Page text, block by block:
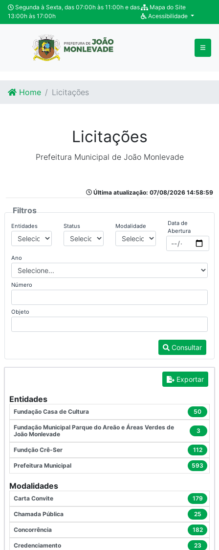
Ir para o conteúdo
Ir para o fim do conteúdo
Segunda à Sexta, das 07:00h às 11:00h e das
13:00h às 17:00h
Mapa do Site
Acessibilidade
Home Licitações
Licitações
Prefeitura Municipal de João Monlevade
Última atualização: 07/08/2026 14:58:59
Filtros
Entidades Status Modalidade
Data de
Abertura
Ano
Número
Objeto
Consultar
Exportar
Entidades
Fundação Casa de Cultura 50
Fundação Municipal Parque do Areão e Áreas Verdes de
João Monlevade
3
Fundção Crê-Ser 112
Prefeitura Municipal 593
Modalidades
Carta Convite 179
Chamada Pública 25
Concorrência 182
Credenciamento 23